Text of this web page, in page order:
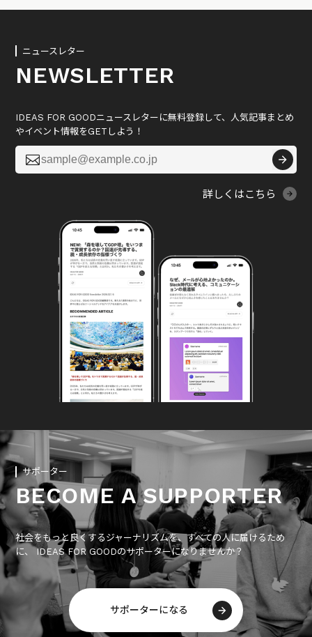
ニュースレター
NEWSLETTER
IDEAS FOR GOODニュースレターに無料登録して、人気記事まとめ
やイベント情報をGETしよう！

詳しくはこちら
サポーター
BECOME A SUPPORTER
社会をもっと良くするジャーナリズムを、すべての人に届けるため
に、 IDEAS FOR GOODのサポーターになりませんか？
サポーターになる